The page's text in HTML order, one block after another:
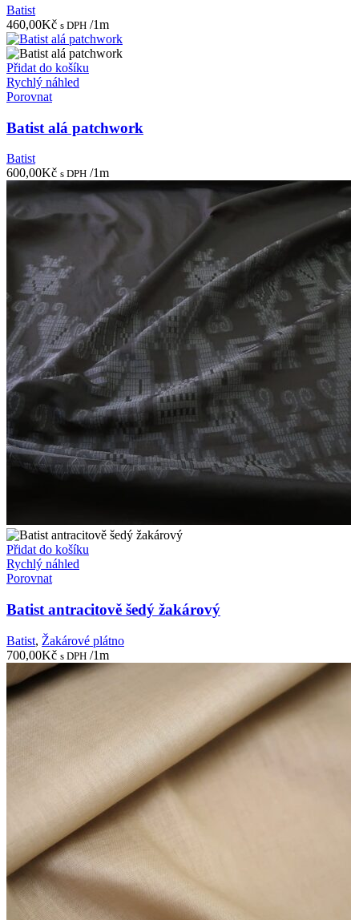
Batist
460,00Kč s DPH /1m
Přidat do košíku
Rychlý náhled
Porovnat
Batist alá patchwork
Batist
600,00Kč s DPH /1m
Přidat do košíku
Rychlý náhled
Porovnat
Batist antracitově šedý žakárový
Batist, Žakárové plátno
700,00Kč s DPH /1m